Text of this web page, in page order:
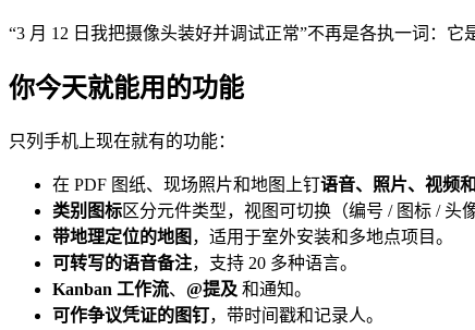
“3 月 12 日我把摄像头装好并调试正常”不再是各执一词：
你今天就能用的功能
只列手机上现在就有的功能：
在 PDF 图纸、现场照片和地图上钉语音、照片、视频
类别图标区分元件类型，视图可切换（编号 / 图标 / 头像
带地理定位的地图 ，适用于室外安装和多地点项目。
可转写的语音备注，支持 20 多种语言。
Kanban 工作流、 @提及 和通知。
可作争议凭证的图钉，带时间戳和记录人。